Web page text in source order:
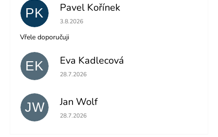
PK Pavel Kořínek
Hodnocení obchodu je 5 z 5 hvězdiček.
3.8.2026
Vřele doporučuji
EK Eva Kadlecová
Hodnocení obchodu je 5 z 5 hvězdiček.
28.7.2026
JW Jan Wolf
Hodnocení obchodu je 5 z 5 hvězdiček.
28.7.2026